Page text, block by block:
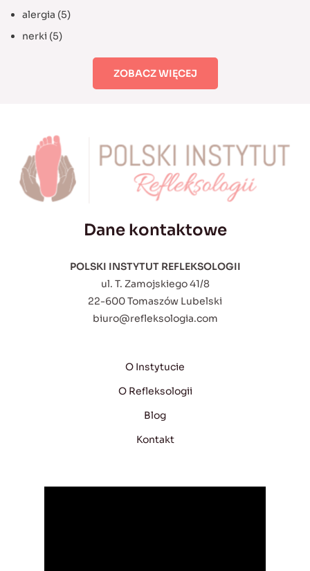
alergia (5)
nerki (5)
ZOBACZ WIĘCEJ
Dane kontaktowe
POLSKI INSTYTUT REFLEKSOLOGII
ul. T. Zamojskiego 41/8
22-600 Tomaszów Lubelski
biuro@refleksologia.com
O Instytucie
O Refleksologii
Blog
Kontakt